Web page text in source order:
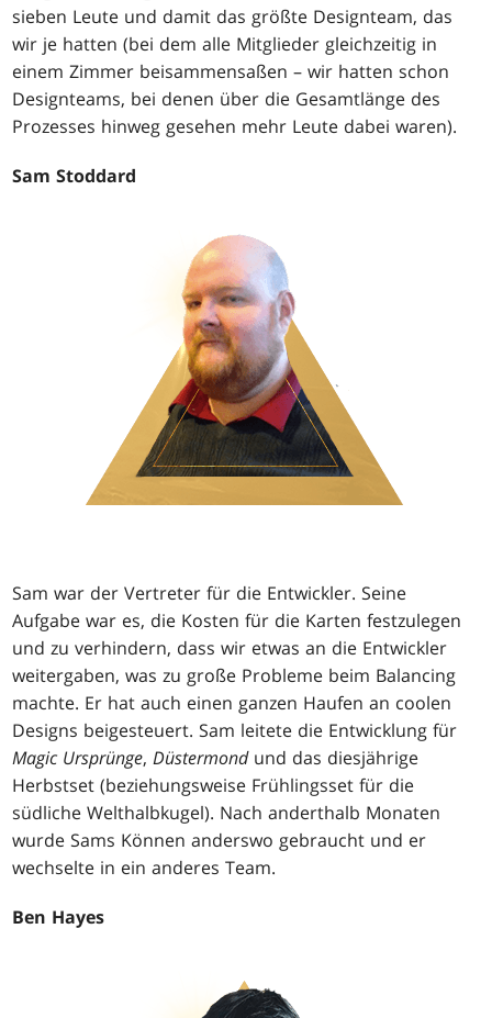
sieben Leute und damit das größte Designteam, das
wir je hatten (bei dem alle Mitglieder gleichzeitig in
einem Zimmer beisammensaßen – wir hatten schon
Designteams, bei denen über die Gesamtlänge des
Prozesses hinweg gesehen mehr Leute dabei waren).
Sam Stoddard
Sam war der Vertreter für die Entwickler. Seine
Aufgabe war es, die Kosten für die Karten festzulegen
und zu verhindern, dass wir etwas an die Entwickler
weitergaben, was zu große Probleme beim Balancing
machte. Er hat auch einen ganzen Haufen an coolen
Designs beigesteuert. Sam leitete die Entwicklung für
Magic Ursprünge,Düstermondund das diesjährige
Herbstset (beziehungsweise Frühlingsset für die
südliche Welthalbkugel). Nach anderthalb Monaten
wurde Sams Können anderswo gebraucht und er
wechselte in ein anderes Team.
Ben Hayes